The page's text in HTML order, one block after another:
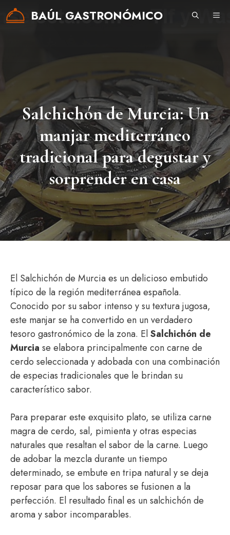
Saltar
BAÚL GASTRONÓMICO
Salchichón de Murcia: Un
manjar mediterráneo
tradicional para degustar y
sorprender en casa
El Salchichón de Murcia es un delicioso embutido
típico de la región mediterránea española.
Conocido por su sabor intenso y su textura jugosa,
este manjar se ha convertido en un verdadero
tesoro gastronómico de la zona. ElSalchichón de
Murcia se elabora principalmente con carne de
cerdo seleccionada y adobada con una combinación
de especias tradicionales que le brindan su
característico sabor.
Para preparar este exquisito plato, se utiliza carne
magra de cerdo, sal, pimienta y otras especias
naturales que resaltan el sabor de la carne. Luego
de adobar la mezcla durante un tiempo
determinado, se embute en tripa natural y se deja
reposar para que los sabores se fusionen a la
perfección. El resultado final es un salchichón de
aroma y sabor incomparables.